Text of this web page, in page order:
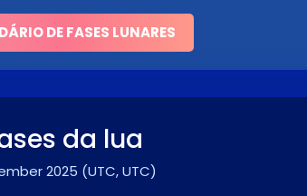
DE FASES LUNARES
da lua
2025 (UTC, UTC)